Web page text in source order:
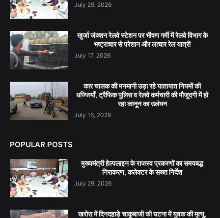
July 29, 2026
खुर्जा जंक्शन रेलवे स्टेशन पर भीषण गर्मी में रेलवे विभाग के
भष्ट्राचार से परेशान और लाचार रेल यात्री
July 17, 2026
कार चालक की मनमानी उड़ा रहे यातायात नियमों की
धज्जियाँ, ट्रैफिक पुलिस व रेलवे कर्मचारी की मौजूदगी में हो
रहा कानून का उलंघन
July 16, 2026
POPULAR POSTS
मुख्यमंत्री हेल्पलाइन के राजस्व प्रकरणों का समयबद्ध
निराकरण, कलेक्टर के सख्त निर्देश
July 29, 2026
खरोरा में दिनदहाड़े चाकूबाजी की घटना में युवक की मृत्यु,